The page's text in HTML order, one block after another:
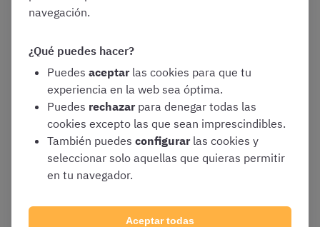
Las personas con un grado de discapacidad
general igual o superior al 33 %
La personas que figuren comodemandantes
de empleodurante, al menos, un mes antes
de la fecha de publicación de la convocatoria
en el Boletín Oficial del Estado
categoría especial
navegación.
¿Qué puedes hacer?
Puedes aceptar las cookies para que tu
experiencia en la web sea óptima.
Puedes rechazar para denegar todas las
cookies excepto las que sean imprescindibles.
También puedes configurar las cookies y
seleccionar solo aquellas que quieras permitir
en tu navegador.
Aceptar todas